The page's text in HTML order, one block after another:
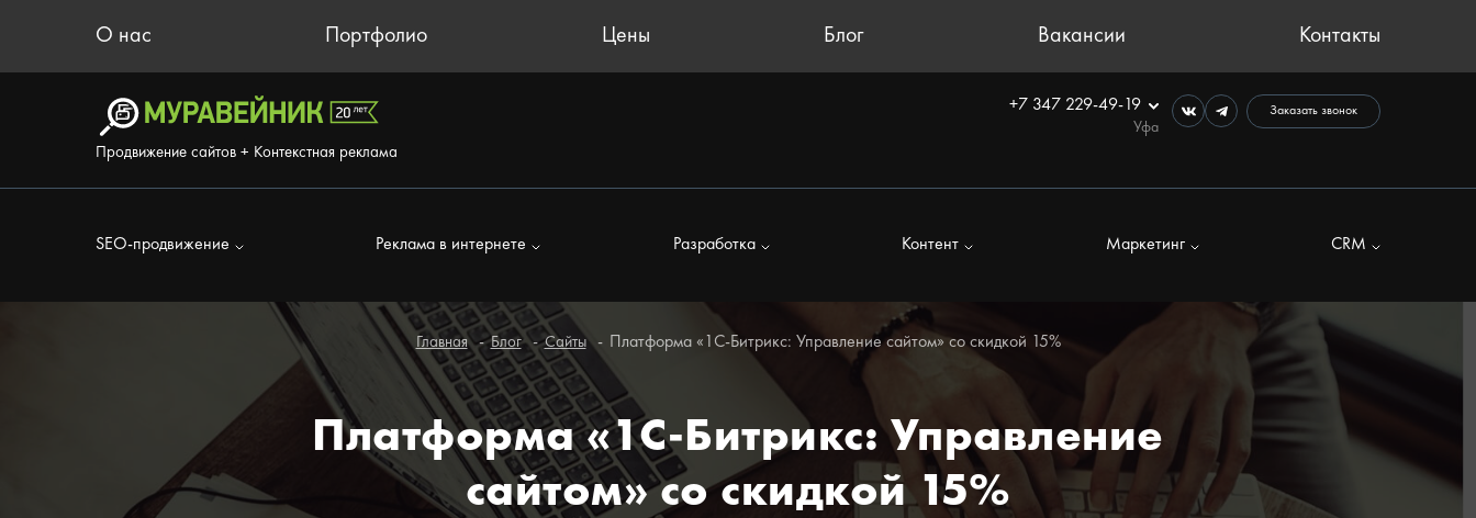
О нас Портфолио Цены Блог Вакансии Контакты
Продвижение сайтов + Контекстная реклама
+7 347 229-49-19
Уфа
Заказать звонок
SEO-продвижение Реклама в интернете Разработка Контент Маркетинг CRM
Главная Блог Сайты Платформа «1С-Битрикс: Управление сайтом» со скидкой 15%
Платформа «1С-Битрикс: Управление
сайтом» со скидкой 15%